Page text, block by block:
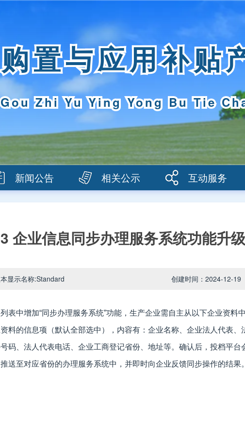
置与应用补贴
Zhi Yu Ying Yong Bu Tie
新闻公告 相关公示 互动服务
企业信息同步办理服务系统功能升级
显示名称:Standard 创建时间：2024-12-19
表中增加“同步办理服务系统”功能，生产企业需自主从以下企业资料
料的信息项（默认全部选中），内容有：企业名称、企业法人代表、
码、法人代表电话、企业工商登记省份、地址等。确认后，投档平台
送至对应省份的办理服务系统中，并即时向企业反馈同步操作的结果。